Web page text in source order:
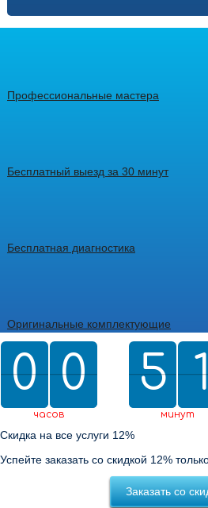
Профессиональные мастера
Бесплатный выезд за 30 минут
Бесплатная диагностика
Оригинальные комплектующие
0
0 0
0
часов
5
5
минут
Скидка на все услуги 12%
Успейте заказать со скидкой 12%
Заказать со